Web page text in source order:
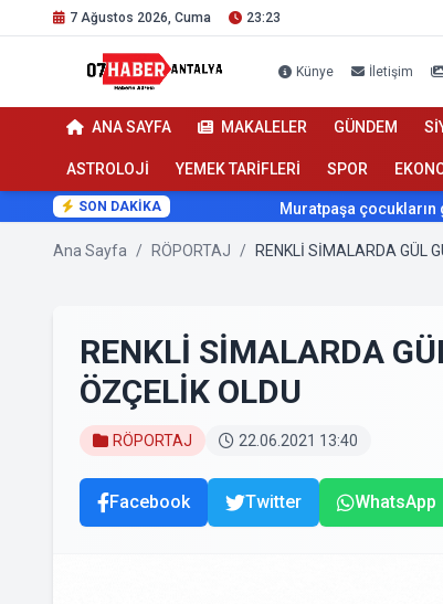
7 Ağustos 2026, Cuma 23:23
Künye İletişim
ANA SAYFA MAKALELER GÜNDEM
ASTROLOJİ YEMEK TARİFLERİ SPOR
SON DAKİKA Muratpaşa çocukların
Ana Sayfa / RÖPORTAJ / RENKLİ SİMALARDA GÜL
RENKLİ SİMALARDA
ÖZÇELİK OLDU
RÖPORTAJ 22.06.2021 13:40
Facebook Twitter WhatsApp